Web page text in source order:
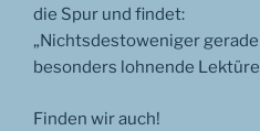
die Spur und findet:
„Nichtsdestoweniger
besonders lohnende
Finden wir auch!